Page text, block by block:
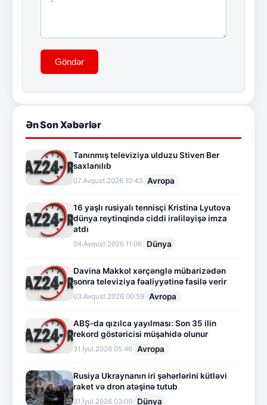
Göndər
Ən Son Xəbərlər
Tanınmış televiziya ulduzu Stiven Ber
saxlanılıb
07.Avqust.2026 10:43 Avropa
16 yaşlı rusiyalı tennisçi Kristina Lyutova
dünya reytinqində ciddi irəliləyişə imza
atdı
04.Avqust.2026 11:06 Dünya
Davina Makkol xərçənglə mübarizədən
sonra televiziya fəaliyyətinə fasilə verir
03.Avqust.2026 00:59 Avropa
ABŞ-da qızılca yayılması: Son 35 ilin
rekord göstəricisi müşahidə olunur
31.İyul.2026 05:46 Avropa
Rusiya Ukraynanın iri şəhərlərini kütləvi
raket və dron atəşinə tutub
31.İyul.2026 03:09 Dünya